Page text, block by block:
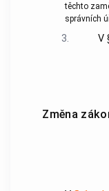
těchto
správních
3. V
Změna